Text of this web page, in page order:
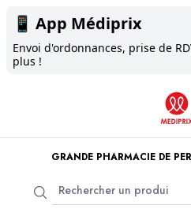
📱 App Médiprix
Envoi d'ordonnances, prise de
plus !
GRANDE PHARMACIE DE